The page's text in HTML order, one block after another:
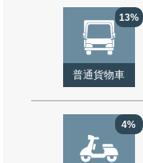
13%
普通貨物車
4%